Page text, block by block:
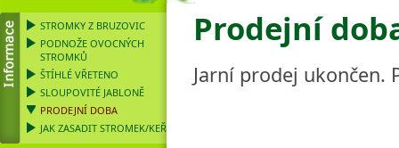
STROMKY Z BRUZOVIC
PODNOŽE OVOCNÝCH
STROMKŮ
ŠTÍHLÉ VŘETENO
SLOUPOVITÉ JABLONĚ
PRODEJNÍ DOBA
JAK ZASADIT STROMEK/KEŘ
Prodejní
Jarní prodej ukončen.